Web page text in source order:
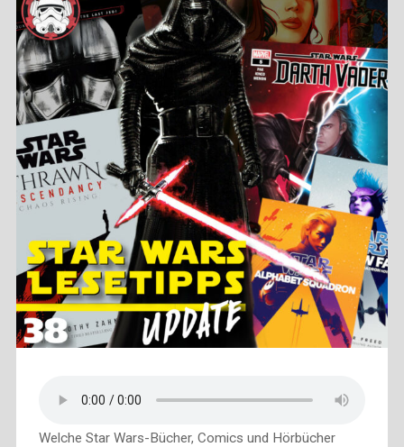
Welche Star Wars-Bücher, Comics und Hörbücher